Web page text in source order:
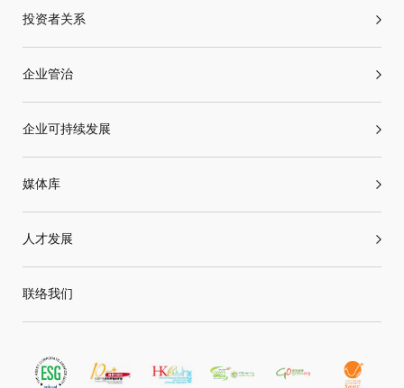
投资者关系
企业管治
企业可持续发展
媒体库
人才发展
联络我们